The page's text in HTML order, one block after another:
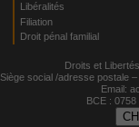
Libéralités
Filiation
Droit pénal familial
Droits et
Siège social /adresse postale
Email:
BCE : 0758